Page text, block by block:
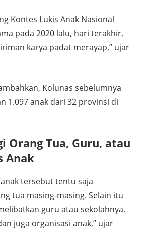
Kontes Lukis Anak Nasional
pada 2020 lalu, hari terakhir,
karya padat merayap,” ujar
Kolunas sebelumnya
1.097 anak dari 32 provinsi di
Orang Tua, Guru, atau
Anak
tersebut tentu saja
tua masing-masing. Selain itu
guru atau sekolahnya,
juga organisasi anak,” ujar